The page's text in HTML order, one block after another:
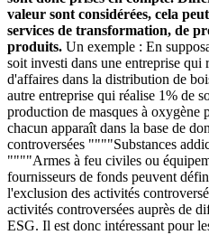
valeur sont considérées, cela
services de transformation, de
produits. Un exemple : En
soit investi dans une entreprise qui
d'affaires dans la distribution de
autre entreprise qui réalise 1% de
production de masques à oxygène
chacun apparaît dans la base de
controversées """"Substances
""""Armes à feu civiles ou
fournisseurs de fonds peuvent
l'exclusion des activités
activités controversées auprès de
ESG. Il est donc intéressant pour